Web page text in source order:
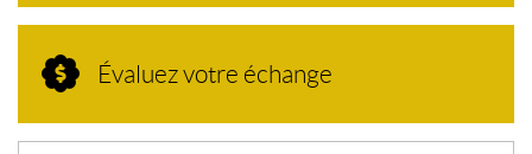
Évaluez votre échange